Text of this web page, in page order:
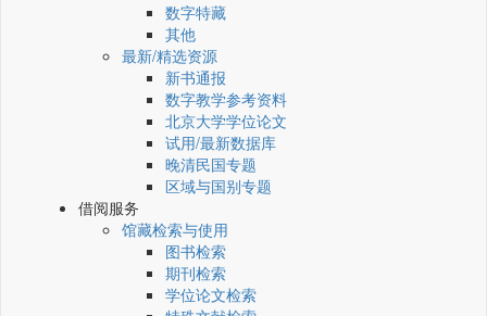
数字特藏
其他
最新/精选资源
新书通报
数字教学参考资料
北京大学学位论文
试用/最新数据库
晚清民国专题
区域与国别专题
借阅服务
馆藏检索与使用
图书检索
期刊检索
学位论文检索